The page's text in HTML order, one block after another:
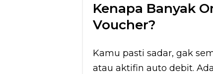
Kenapa Banyak
Voucher?
Kamu pasti sadar, gak
atau aktifin auto debit.